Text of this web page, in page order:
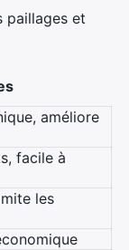
paillages et
améliore
facile à
les